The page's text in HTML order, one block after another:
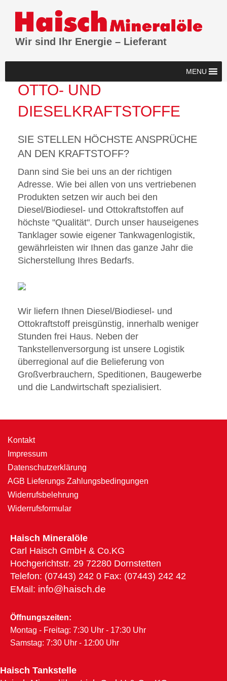
Wir sind Ihr Energie – Lieferant
MENU
OTTO- UND
DIESELKRAFTSTOFFE
SIE STELLEN HÖCHSTE ANSPRÜCHE
AN DEN KRAFTSTOFF?
Dann sind Sie bei uns an der richtigen
Adresse. Wie bei allen von uns vertriebenen
Produkten setzen wir auch bei den
Diesel/Biodiesel- und Ottokraftstoffen auf
höchste "Qualität". Durch unser hauseigenes
Tanklager sowie eigener Tankwagenlogistik,
gewährleisten wir Ihnen das ganze Jahr die
Sicherstellung Ihres Bedarfs.
Wir liefern Ihnen Diesel/Biodiesel- und
Ottokraftstoff preisgünstig, innerhalb weniger
Stunden frei Haus. Neben der
Tankstellenversorgung ist unsere Logistik
überregional auf die Belieferung von
Großverbrauchern, Speditionen, Baugewerbe
und die Landwirtschaft spezialisiert.
Kontakt
Impressum
Datenschutzerklärung
AGB Lieferungs Zahlungsbedingungen
Widerrufsbelehrung
Widerrufsformular
Haisch Mineralöle
Carl Haisch GmbH & Co.KG
Hochgerichtstr. 29 72280 Dornstetten
Telefon: (07443) 242 0 Fax: (07443) 242 42
EMail: info@haisch.de
Öffnungszeiten:
Montag - Freitag: 7:30 Uhr - 17:30 Uhr
Samstag: 7:30 Uhr - 12:00 Uhr
Haisch Tankstelle